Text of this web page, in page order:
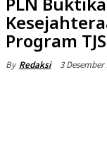
Program
By Redaksi 3 Desember